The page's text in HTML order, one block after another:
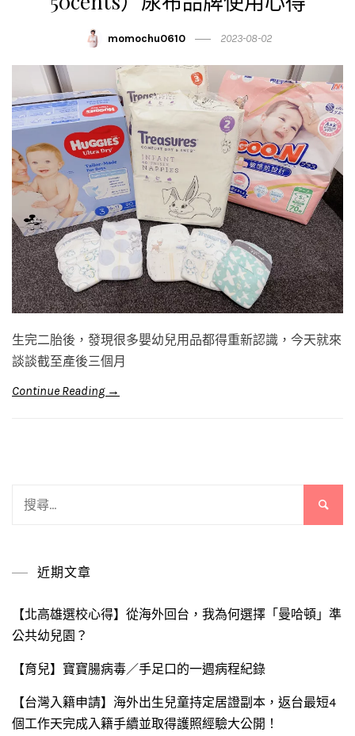
momochu0610 2023-08-02
生完二胎後，發現很多嬰幼兒用品都得重新認識，今天就來
談談截至產後三個月
Continue Reading →
近期文章
【北高雄選校心得】從海外回台，我為何選擇「曼哈頓」準
公共幼兒園？
【育兒】寶寶腸病毒／手足口的一週病程紀錄
【台灣入籍申請】海外出生兒童持定居證副本，返台最短4
個工作天完成入籍手續並取得護照經驗大公開！